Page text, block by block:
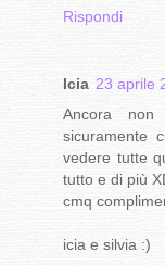
Rispondi
Icia 23 aprile
Ancora non
sicuramente
vedere tutte
tutto e di più
cmq
icia e silvia :)